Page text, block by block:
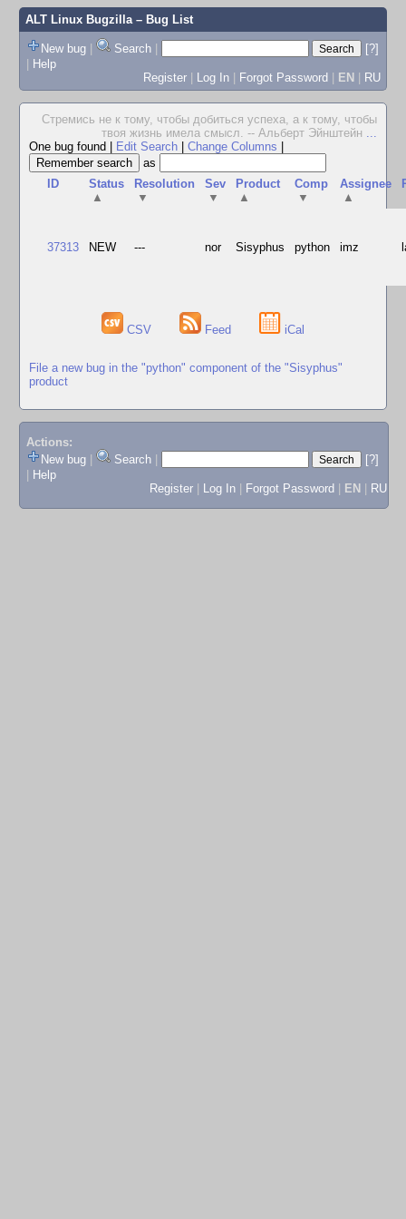
ALT Linux Bugzilla– Bug List
New bug | Search |
[?]
| Help
Register | Log In | Forgot Password | EN | RU
Стремись не к тому, чтобы добиться успеха, а к тому, чтобы
твоя жизнь имела смысл. -- Альберт Эйнштейн ...
One bug found
Edit Search Change Columns
as
ID
Status
▲
Resolution
▼
Sev
▼
Product
▲
Comp
▼
Assignee
▲
37313 NEW --- nor Sisyphus python imz
CSV Feed iCal
File a new bug in the "python" component of the "Sisyphus"
product
Actions:
New bug
Search
[?]
Help
Register
Log In Forgot Password EN RU